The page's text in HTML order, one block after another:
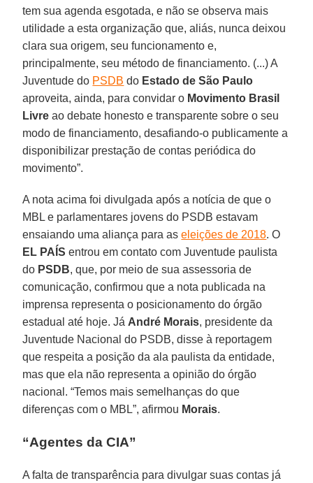
tem sua agenda esgotada, e não se observa mais
utilidade a esta organização que, aliás, nunca deixou
clara sua origem, seu funcionamento e,
principalmente, seu método de financiamento. (...) A
Juventude do PSDB do Estado de São Paulo
aproveita, ainda, para convidar o Movimento Brasil
Livre ao debate honesto e transparente sobre o seu
modo de financiamento, desafiando-o publicamente a
disponibilizar prestação de contas periódica do
movimento”.
A nota acima foi divulgada após a notícia de que o
MBL e parlamentares jovens do PSDB estavam
ensaiando uma aliança para aseleições de 2018. O
EL PAÍS entrou em contato com Juventude paulista
do PSDB, que, por meio de sua assessoria de
comunicação, confirmou que a nota publicada na
imprensa representa o posicionamento do órgão
estadual até hoje. Já André Morais, presidente da
Juventude Nacional do PSDB, disse à reportagem
que respeita a posição da ala paulista da entidade,
mas que ela não representa a opinião do órgão
nacional. “Temos mais semelhanças do que
diferenças com o MBL”, afirmou Morais.
“Agentes da CIA”
A falta de transparência para divulgar suas contas já